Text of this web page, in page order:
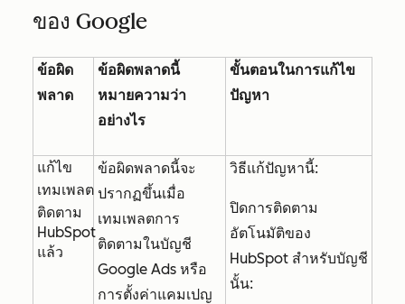
ของ Google
ข้อผิด
พลาด
ข้อผิดพลาดนี้
หมายความว่า
อย่างไร
ขั้นตอนในการแก้ไข
ปัญหา
แก้ไข
เทมเพลต
ติดตาม
HubSpot
แล้ว
ข้อผิดพลาดนี้จะ
ปรากฏขึ้นเมื่อ
เทมเพลตการ
ติดตามในบัญชี
Google Ads หรือ
การตั้งค่าแคมเปญ
วิธีแก้ปัญหานี้:
ปิดการติดตาม
อัตโนมัติของ
HubSpot สำหรับบัญชี
นั้น: